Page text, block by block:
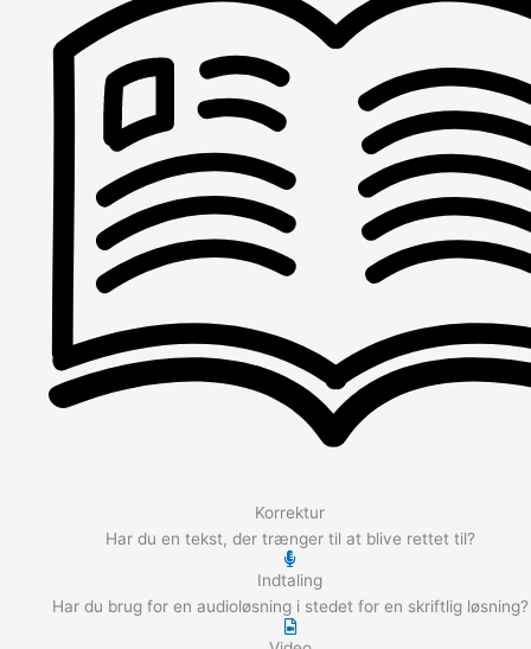
Korrektur
Har du en tekst, der trænger til at blive rettet til?
Indtaling
Har du brug for en audioløsning i stedet for en skriftlig løsning?